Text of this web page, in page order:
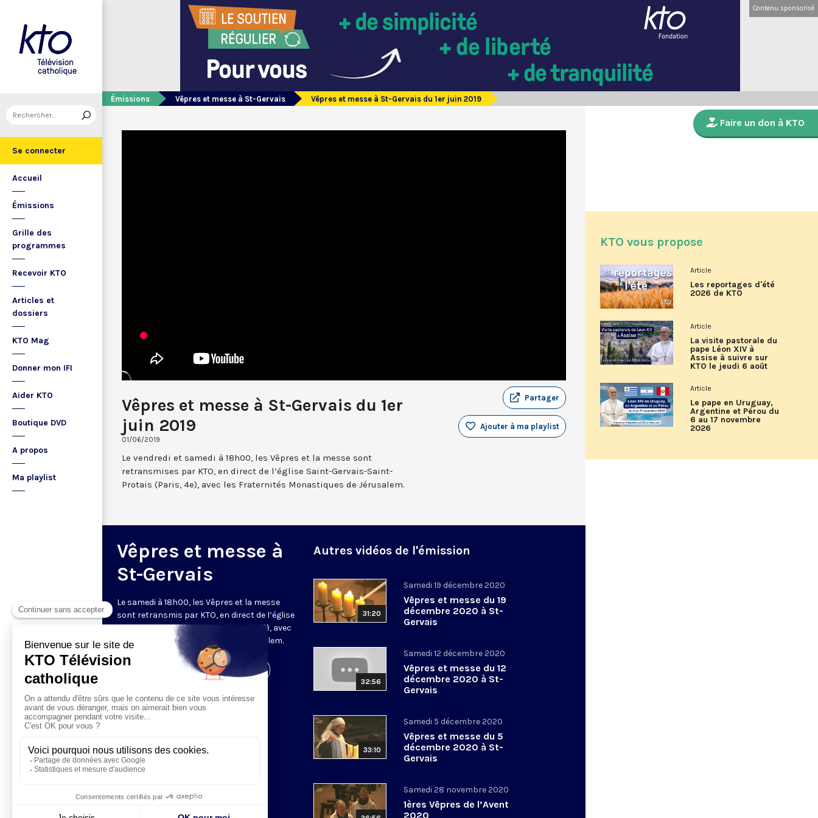
Se connecter
Accueil
Émissions
Grille des
programmes
Recevoir KTO
Articles et
dossiers
KTO Mag
Donner mon IFI
Aider KTO
Boutique DVD
A propos
Ma playlist
Contenu sponsorisé
Émissions Vêpres et messe à St-Gervais Vêpres et messe à St-Gervais du 1er juin 2019
Vêpres et messe à St-Gervais du 1er
juin 2019
01/06/2019
Partager
Ajouter à ma playlist
Le vendredi et samedi à 18h00, les Vêpres et la messe sont
retransmises par KTO, en direct de l’église Saint-Gervais-Saint-
Protais (Paris, 4e), avec les Fraternités Monastiques de Jérusalem.
Vêpres et messe à
St-Gervais
Le samedi à 18h00, les Vêpres et la messe
sont retransmis par KTO, en direct de l’église
Saint-Gervais-Saint-Protais (Paris, IVe), avec
les Fraternités Monastiques de Jérusalem.
Visiter la page de l'émission
Autres vidéos de l'émission
31:20
Samedi 19 décembre 2020
Vêpres et messe du 19
décembre 2020 à St-
Gervais
32:56
Samedi 12 décembre 2020
Vêpres et messe du 12
décembre 2020 à St-
Gervais
33:10
Samedi 5 décembre 2020
Vêpres et messe du 5
décembre 2020 à St-
Gervais
Samedi 28 novembre 2020
1ères Vêpres de l’Avent
2020
Faire un don à KTO
KTO vous propose
Article
Les reportages d'été
2026 de KTO
Article
La visite pastorale du
pape Léon XIV à
Assise à suivre sur
KTO le jeudi 6 août
Article
Le pape en Uruguay,
Argentine et Pérou du
6 au 17 novembre
2026